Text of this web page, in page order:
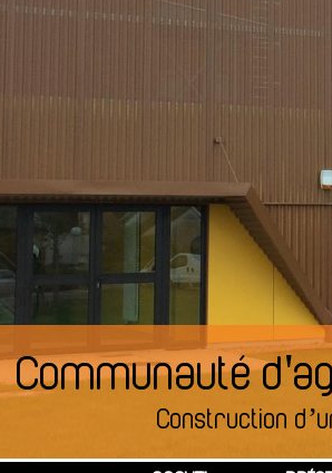
Communauté
Construction